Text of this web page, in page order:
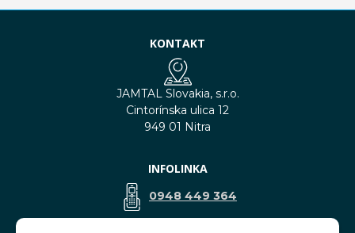
KONTAKT
JAMTAL Slovakia, s.r.o.
Cintorínska ulica 12
949 01 Nitra
INFOLINKA
0948 449 364